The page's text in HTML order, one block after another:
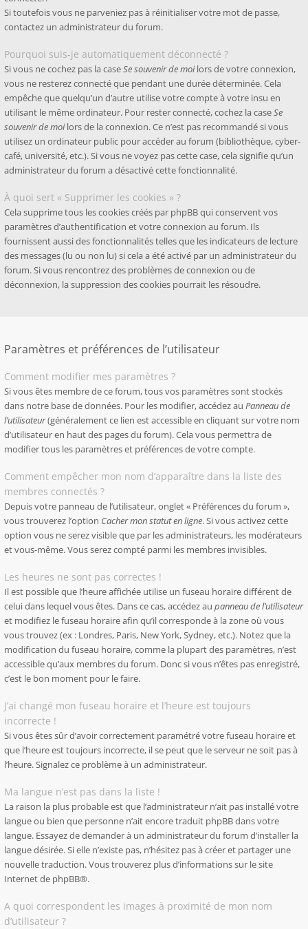
Si toutefois vous ne parveniez pas à réinitialiser votre mot de passe,
contactez un administrateur du forum.
Pourquoi suis-je automatiquement déconnecté ?
Si vous ne cochez pas la caseSe souvenir de moilors de votre connexion,
vous ne resterez connecté que pendant une durée déterminée. Cela
empêche que quelqu’un d’autre utilise votre compte à votre insu en
utilisant le même ordinateur. Pour rester connecté, cochez la caseSe
souvenir de moilors de la connexion. Ce n’est pas recommandé si vous
utilisez un ordinateur public pour accéder au forum (bibliothèque, cyber-
café, université, etc.). Si vous ne voyez pas cette case, cela signifie qu’un
administrateur du forum a désactivé cette fonctionnalité.
À quoi sert « Supprimer les cookies » ?
Cela supprime tous les cookies créés par phpBB qui conservent vos
paramètres d’authentification et votre connexion au forum. Ils
fournissent aussi des fonctionnalités telles que les indicateurs de lecture
des messages (lu ou non lu) si cela a été activé par un administrateur du
forum. Si vous rencontrez des problèmes de connexion ou de
déconnexion, la suppression des cookies pourrait les résoudre.
Paramètres et préférences de l’utilisateur
Comment modifier mes paramètres ?
Si vous êtes membre de ce forum, tous vos paramètres sont stockés
dans notre base de données. Pour les modifier, accédez au Panneau de
l’utilisateur(généralement ce lien est accessible en cliquant sur votre nom
d’utilisateur en haut des pages du forum). Cela vous permettra de
modifier tous les paramètres et préférences de votre compte.
Comment empêcher mon nom d’apparaître dans la liste des
membres connectés ?
Depuis votre panneau de l’utilisateur, onglet « Préférences du forum »,
vous trouverez l’option Cacher mon statut en ligne. Si vous activez cette
option vous ne serez visible que par les administrateurs, les modérateurs
et vous-même. Vous serez compté parmi les membres invisibles.
Les heures ne sont pas correctes !
Il est possible que l’heure affichée utilise un fuseau horaire différent de
celui dans lequel vous êtes. Dans ce cas, accédez au panneau de l’utilisateur
et modifiez le fuseau horaire afin qu’il corresponde à la zone où vous
vous trouvez (ex : Londres, Paris, New York, Sydney, etc.). Notez que la
modification du fuseau horaire, comme la plupart des paramètres, n’est
accessible qu’aux membres du forum. Donc si vous n’êtes pas enregistré,
c’est le bon moment pour le faire.
J’ai changé mon fuseau horaire et l’heure est toujours
incorrecte !
Si vous êtes sûr d’avoir correctement paramétré votre fuseau horaire et
que l’heure est toujours incorrecte, il se peut que le serveur ne soit pas à
l’heure. Signalez ce problème à un administrateur.
Ma langue n’est pas dans la liste !
La raison la plus probable est que l’administrateur n’ait pas installé votre
langue ou bien que personne n’ait encore traduit phpBB dans votre
langue. Essayez de demander à un administrateur du forum d’installer la
langue désirée. Si elle n’existe pas, n’hésitez pas à créer et partager une
nouvelle traduction. Vous trouverez plus d’informations sur le site
Internet de phpBB®.
A quoi correspondent les images à proximité de mon nom
d’utilisateur ?